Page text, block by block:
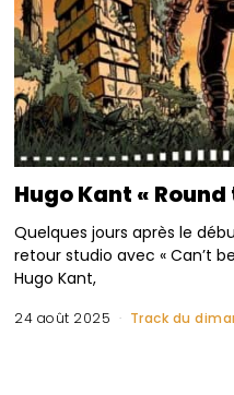
Hugo Kant « Round
Quelques jours après le
retour studio avec « Can’t
Hugo Kant,
24 août 2025 Track du